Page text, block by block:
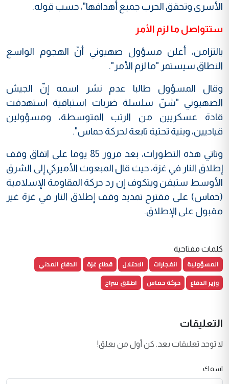
الأسرى وتحقق الحرب جميع أهدافها"، حسب قوله.
ستتواصل ما لزم الأمر
بالتزامن، أعلن مسؤول صهيوني أنّ الهجوم الواسع
النطاق سيستمر "ما لزم الأمر".
وقال المسؤول طالبا عدم نشر اسمه إنّ الجيش
الصهيوني "شنّ سلسلة ضربات استباقية استهدفت
قادة عسكريين من الرتب المتوسطة، ومسؤولين
قياديين، وبنية تحتية تابعة لحركة حماس".
وتاتي هذه التطورات، بعد مرور 85 يوما على اتفاق وقف
إطلاق النار في غزة‏، حيث قال المبعوث الأميركي إلى الشرق
الأوسط ستيفن ويتكوف‏ إن رد حركة المقاومة الإسلامية
(حماس) على مقترح تمديد وقف إطلاق النار في غزة غير
مقبول على الإطلاق.
كلمات مفتاحية
المسؤولية انفجارات الاحتلال قطاع غزة
الدفاع المدني
وزير الدفاع
حركة حماس اطلاق سراح
التعليقات
لا توجد تعليقات بعد. كن أول من يعلق!
اسمك